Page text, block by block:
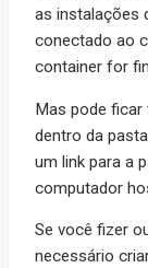
as instalações
conectado ao
container for
Mas pode
dentro da pasta
um link para a
computador
Se você fizer
necessário